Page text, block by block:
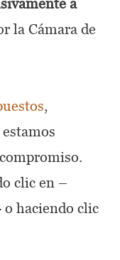
a
la Cámara de
,
clic en –
haciendo clic